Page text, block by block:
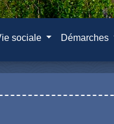
sociale Démarches